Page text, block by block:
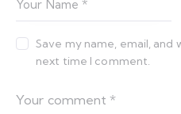
Save my name, email,
next time I comment.